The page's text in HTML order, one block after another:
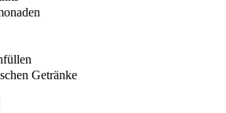
Getränke